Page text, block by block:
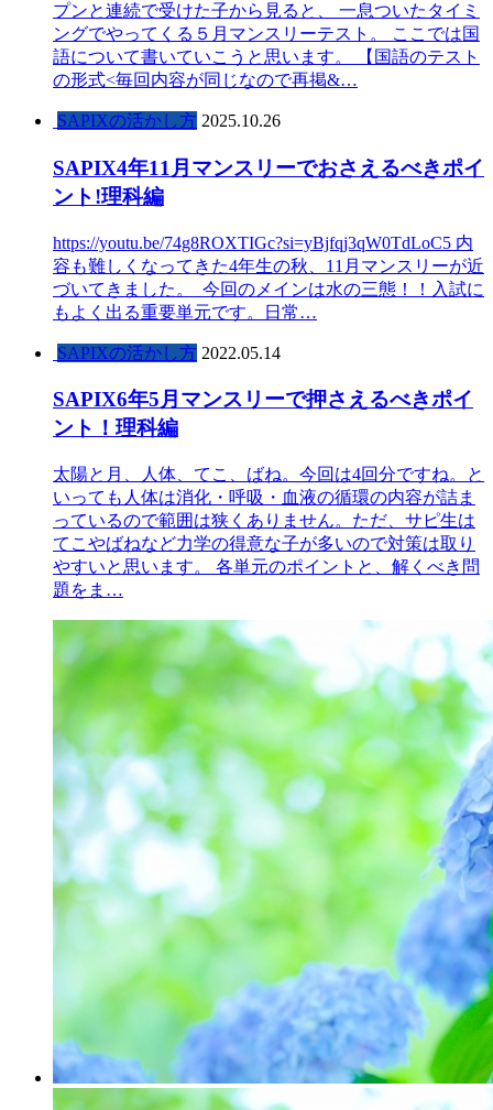
プンと連続で受けた子から見ると、 一息ついたタイミ
ングでやってくる５月マンスリーテスト。 ここでは国
語について書いていこうと思います。 【国語のテスト
の形式<毎回内容が同じなので再掲&…
SAPIXの活かし方 2025.10.26
SAPIX4年11月マンスリーでおさえるべきポイ
ント!理科編
https://youtu.be/74g8ROXTIGc?si=yBjfqj3qW0TdLoC5 内
容も難しくなってきた4年生の秋、11月マンスリーが近
づいてきました。 今回のメインは水の三態！！入試に
もよく出る重要単元です。日常…
SAPIXの活かし方 2022.05.14
SAPIX6年5月マンスリーで押さえるべきポイ
ント！理科編
太陽と月、人体、てこ、ばね。今回は4回分ですね。と
いっても人体は消化・呼吸・血液の循環の内容が詰ま
っているので範囲は狭くありません。ただ、サピ生は
てこやばねなど力学の得意な子が多いので対策は取り
やすいと思います。 各単元のポイントと、解くべき問
題をま…